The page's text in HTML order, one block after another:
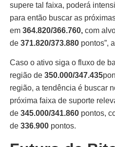
supere tal faixa, poderá
para então buscar as
em 364.820/366.760, com
de 371.820/373.880 pontos”,
Caso o ativo siga o fluxo de
região de 350.000/347.435
região, a tendência é buscar
próxima faixa de suporte
de 345.000/341.860 pontos,
de 336.900 pontos.